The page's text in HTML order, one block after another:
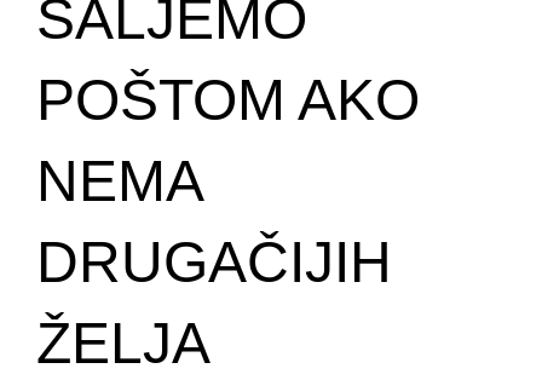
ŠALJEMO
POŠTOM AKO
NEMA
DRUGAČIJIH
ŽELJA